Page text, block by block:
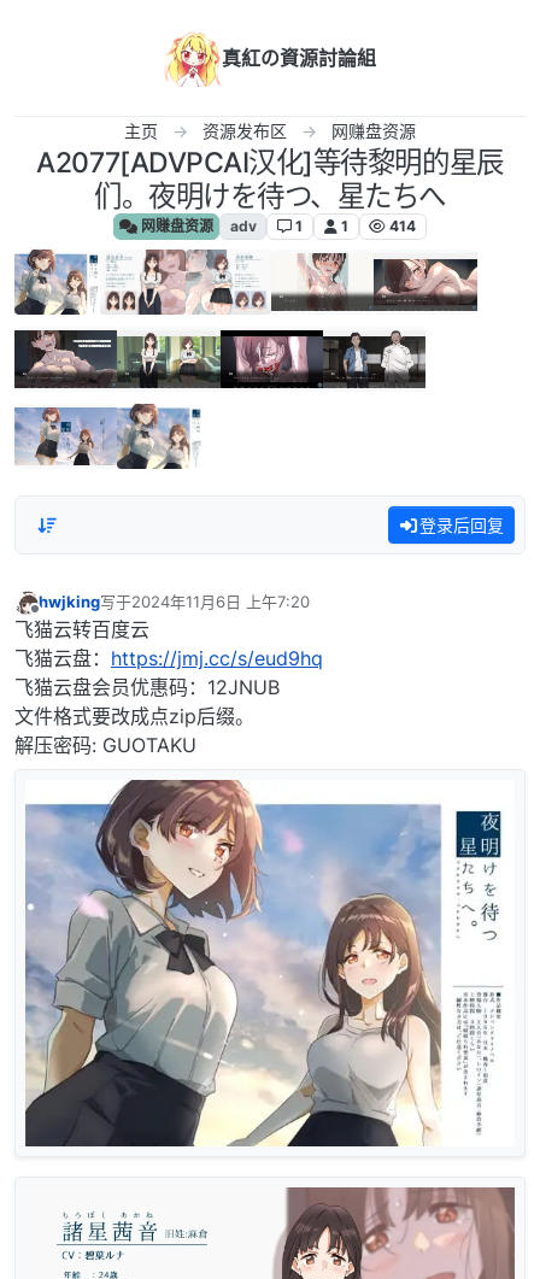
真紅の資源討論組
主页 资源发布区 网赚盘资源
A2077[ADVPCAI汉化]等待黎明的星辰
们。夜明けを待つ、星たちへ
网赚盘资源 adv 1 1 414
登录后回复
离线
hwjking写于2024年11月6日 上午7:20
最后由 编辑
飞猫云转百度云
飞猫云盘： https://jmj.cc/s/eud9hq
飞猫云盘会员优惠码：12JNUB
文件格式要改成点zip后缀。
解压密码: GUOTAKU